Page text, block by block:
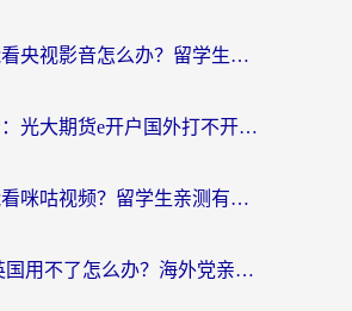
在国外不能看央视影音怎么办？留学生亲测的追剧自由指南
海外党必看：光大期货e开户国外打不开？用对回国加速器，追剧听歌看B站全搞定！
海外能不能看咪咕视频？留学生亲测有效的回国加速器选择指南
音悦Tai在英国用不了怎么办？海外党亲测有效的回国加速方案来了